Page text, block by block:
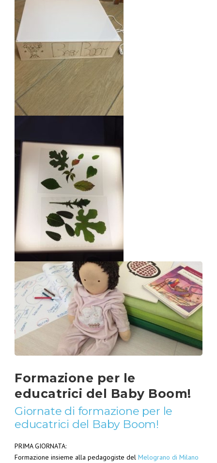
Formazione per le
educatrici del Baby Boom!
Giornate di formazione per le
educatrici del Baby Boom!
PRIMA GIORNATA:
Formazione insieme alla pedagogiste del Melograno di Milano